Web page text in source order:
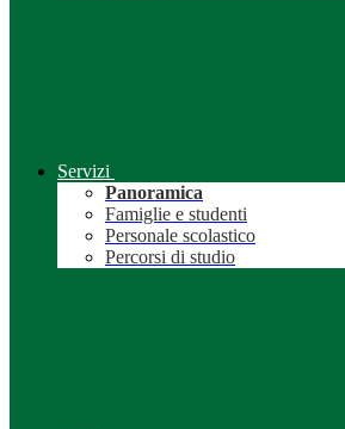
Servizi
Panoramica
Famiglie e studenti
Personale scolastico
Percorsi di studio